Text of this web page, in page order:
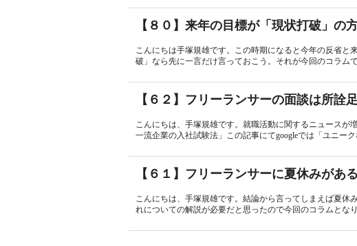
【８０】来年の目標が「現状打破」の
こんにちは手塚規雄です。この時期になると今年の反省
破」なら先に一言だけ言っておこう。それが今回のコラム
【６２】フリーランサーの面談は所詮
こんにちは、手塚規雄です。就職活動に関するニュースが
一流企業の入社試験法」この記事にてgoogleでは「ユニー
【６１】フリーランサーに夏休みがあ
こんにちは、手塚規雄です。結論から言ってしまえば夏休
れについての解説が必要だと思ったので今回のコラムとな